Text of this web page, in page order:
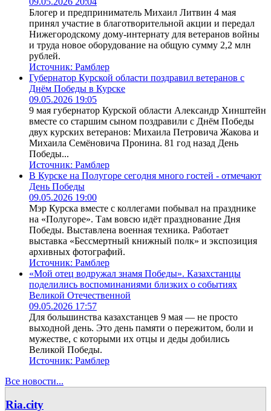
Блогер и предприниматель Михаил Литвин 4 мая
принял участие в благотворительной акции и передал
Нижегородскому дому-интернату для ветеранов войны
и труда новое оборудование на общую сумму 2,2 млн
рублей.
Источник: Рамблер
Губернатор Курской области поздравил ветеранов с
Днём Победы в Курске
09.05.2026 19:05
9 мая губернатор Курской области Александр Хинштейн
вместе со старшим сыном поздравили с Днём Победы
двух курских ветеранов: Михаила Петровича Жакова и
Михаила Семёновича Пронина. 81 год назад День
Победы...
Источник: Рамблер
В Курске на Полугоре сегодня много гостей - отмечают
День Победы
09.05.2026 19:00
Мэр Курска вместе с коллегами побывал на празднике
на «Полугоре». Там вовсю идёт празднование Дня
Победы. Выставлена военная техника. Работает
выставка «Бессмертный книжный полк» и экспозиция
архивных фотографий.
Источник: Рамблер
«Мой отец водружал знамя Победы». Казахстанцы
поделились воспоминаниями близких о событиях
Великой Отечественной
09.05.2026 17:57
Для большинства казахстанцев 9 мая — не просто
выходной день. Это день памяти о пережитом, боли и
мужестве, с которыми их отцы и деды добились
Великой Победы.
Источник: Рамблер
Все новости...
Ria.city